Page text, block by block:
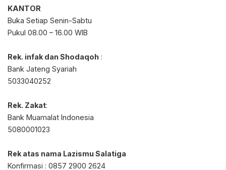
KANTOR⁣
Buka Setiap Senin-Sabtu⁣
Pukul 08.00 – 16.00 WIB⁣
Rek. infak dan Shodaqoh :⁣
Bank Jateng Syariah⁣
5033040252⁣
Rek. Zakat:⁣
Bank Muamalat Indonesia⁣
5080001023⁣
Rek atas nama Lazismu Salatiga⁣
Konfirmasi : 0857 2900 2624⁣